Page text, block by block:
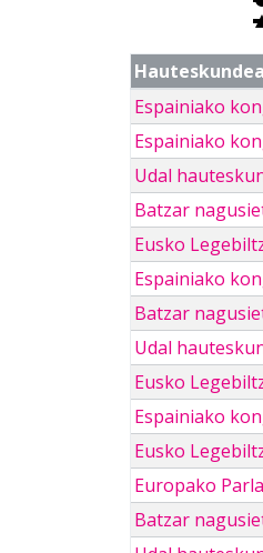
Hauteskundea
Espainiako
Espainiako
Udal
Batzar
Eusko
Espainiako
Batzar
Udal
Eusko
Espainiako
Eusko
Europako
Batzar